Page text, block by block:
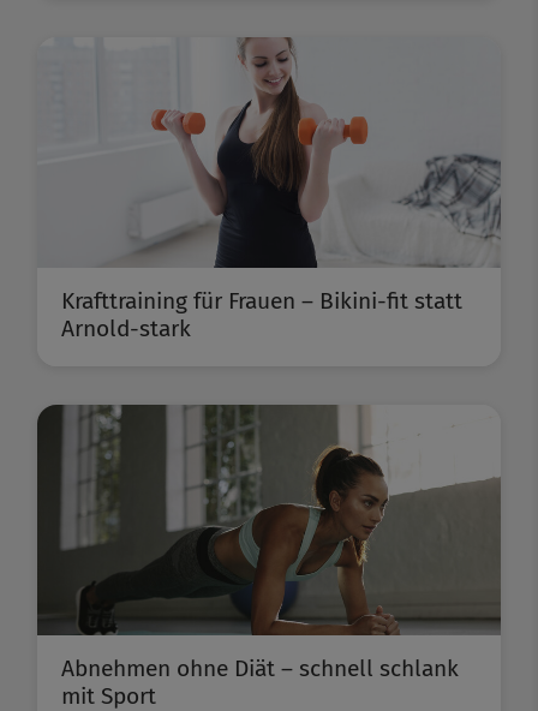
Krafttraining für Frauen – Bikini-fit statt
Arnold-stark
Abnehmen ohne Diät – schnell schlank
mit Sport